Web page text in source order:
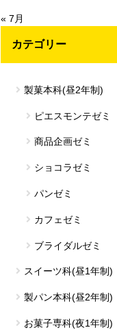
« 7月
カテゴリー
製菓本科(昼2年制)
ピエスモンテゼミ
商品企画ゼミ
ショコラゼミ
パンゼミ
カフェゼミ
ブライダルゼミ
スイーツ科(昼1年制)
製パン本科(昼2年制)
お菓子専科(夜1年制)